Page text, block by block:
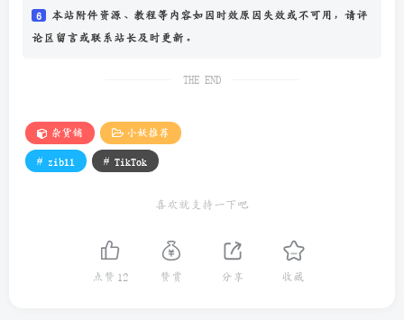
6
本站附件资源、教程等内容如因时效原因失效或不可用，请评
论区留言或联系站长及时更新。
THE END
杂货铺 小妖推荐
# zibll # TikTok
喜欢就支持一下吧
点赞 12 赞赏 分享 收藏